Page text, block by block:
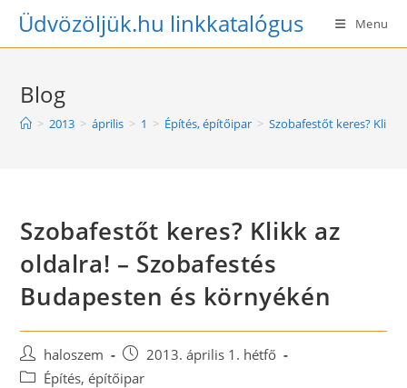
SkipÜdvözöljük.hu linkkatalógus Menu
Blog
> 2013 > április > 1 > Építés, építőipar > Szobafestőt keres? Klikk
Szobafestőt keres? Klikk az
oldalra! – Szobafestés
Budapesten és környékén
Post
author:
haloszem
Post
published:
2013. április 1. hétfő
PostÉpítés, építőipar